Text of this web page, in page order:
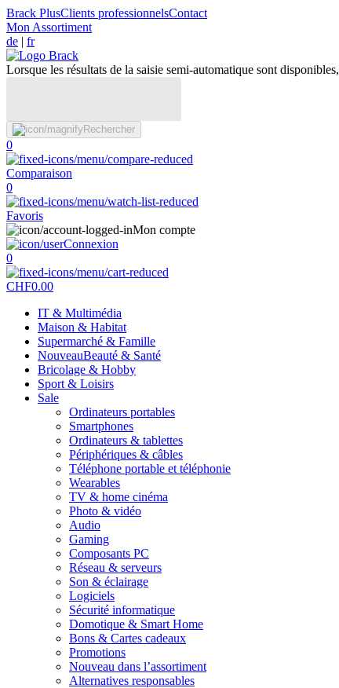
Brack PlusClients professionnelsContact
Mon Assortiment
de | fr
Lorsque les résultats de la saisie semi-automatique sont
Rechercher
0
Comparaison
0
Favoris
Mon compte
Connexion
0
CHF0.00
IT & Multimédia
Maison & Habitat
Supermarché & Famille
NouveauBeauté & Santé
Bricolage & Hobby
Sport & Loisirs
Sale
Ordinateurs portables
Smartphones
Ordinateurs & tablettes
Périphériques & câbles
Téléphone portable et téléphonie
Wearables
TV & home cinéma
Photo & vidéo
Audio
Gaming
Composants PC
Réseau & serveurs
Son & éclairage
Logiciels
Sécurité informatique
Domotique & Smart Home
Bons & Cartes cadeaux
Promotions
Nouveau dans l’assortiment
Alternatives responsables